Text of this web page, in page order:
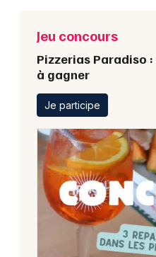
Jeu concours
Pizzerias Paradiso
à gagner
Je participe